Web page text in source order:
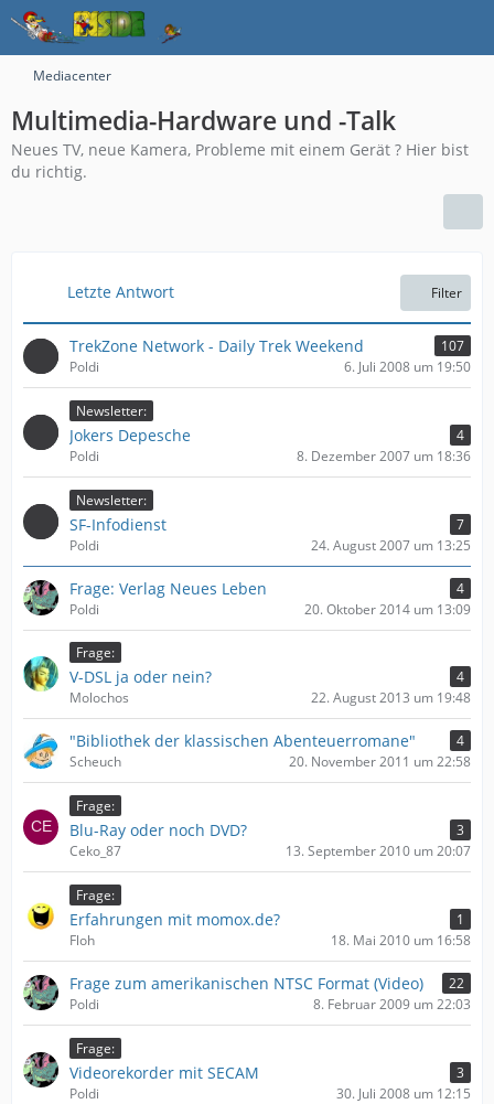
Mediacenter
Multimedia-Hardware und -Talk
Neues TV, neue Kamera, Probleme mit einem Gerät ? Hier bist
du richtig.
Letzte Antwort Filter
TrekZone Network - Daily Trek Weekend
107
Poldi
6. Juli 2008 um 19:50
Newsletter:
Jokers Depesche
4
Poldi
8. Dezember 2007 um 18:36
Newsletter:
SF-Infodienst
7
Poldi
24. August 2007 um 13:25
Frage: Verlag Neues Leben
4
Poldi
20. Oktober 2014 um 13:09
Frage:
V-DSL ja oder nein?
4
Molochos
22. August 2013 um 19:48
"Bibliothek der klassischen Abenteuerromane"
4
Scheuch
20. November 2011 um 22:58
Frage:
Blu-Ray oder noch DVD?
3
Ceko_87
13. September 2010 um 20:07
Frage:
Erfahrungen mit momox.de?
1
Floh
18. Mai 2010 um 16:58
Frage zum amerikanischen NTSC Format (Video)
22
Poldi
8. Februar 2009 um 22:03
Frage:
Videorekorder mit SECAM
3
Poldi
30. Juli 2008 um 12:15